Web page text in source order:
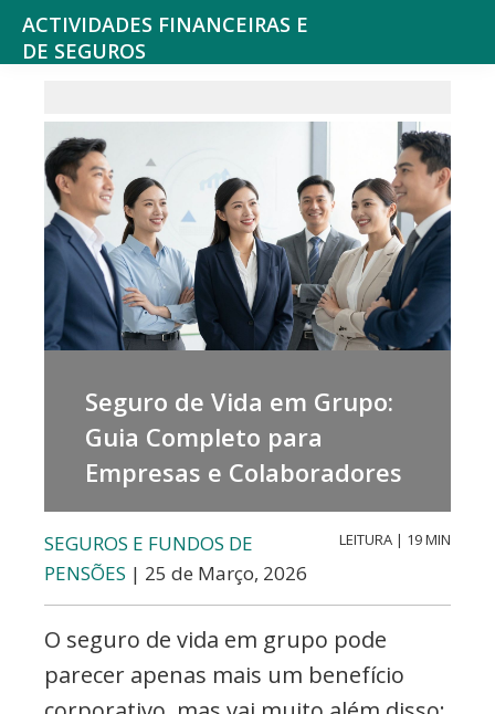
ACTIVIDADES FINANCEIRAS E
DE SEGUROS
outros
serviços
Financeiros,
Seguros
Fundos
Pensões,
Valores,
Contabilidade,
Creditos
Forex
Seguro de Vida em Grupo:
Guia Completo para
Empresas e Colaboradores
SEGUROS E FUNDOS DE
PENSÕES | 25 de Março, 2026
LEITURA | 19 MIN
O seguro de vida em grupo pode
parecer apenas mais um benefício